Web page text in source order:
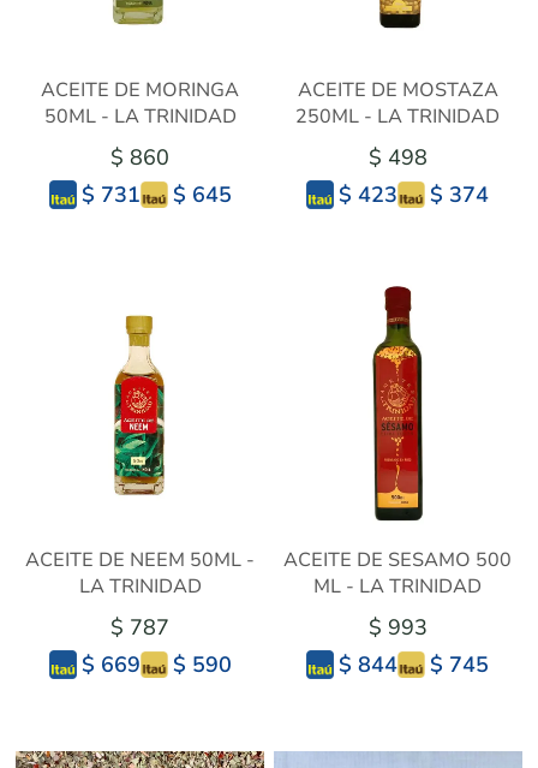
ACEITE DE MORINGA
50ML - LA TRINIDAD
$ 860
$ 731
$ 645
ACEITE DE MOSTAZA
250ML - LA TRINIDAD
$ 498
$ 423
$ 374
ACEITE DE NEEM 50ML -
LA TRINIDAD
$ 787
$ 669
$ 590
ACEITE DE SESAMO 500
ML - LA TRINIDAD
$ 993
$ 844
$ 745